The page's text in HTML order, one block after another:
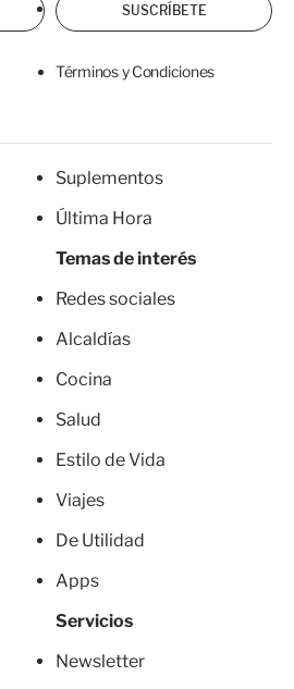
SUSCRÍBETE
Términos y Condiciones
Suplementos
Última Hora
Temas de interés
Redes sociales
Alcaldías
Cocina
Salud
Estilo de Vida
Viajes
De Utilidad
Apps
Servicios
Newsletter